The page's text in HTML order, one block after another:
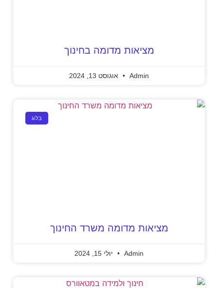
מציאות מדומה בחינוך
Admin אוגוסט 13, 2024
בלוג
מציאות מדומה משרד החינוך
Admin יולי 15, 2024